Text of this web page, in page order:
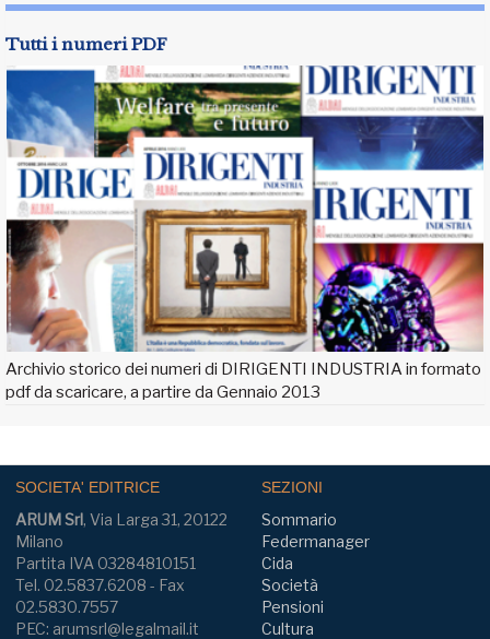
Tutti i numeri PDF
Archivio storico dei numeri di DIRIGENTI INDUSTRIA in formato
pdf da scaricare, a partire da Gennaio 2013
SOCIETA' EDITRICE
ARUM Srl, Via Larga 31, 20122
Milano
Partita IVA 03284810151
Tel. 02.5837.6208 - Fax
02.5830.7557
PEC: arumsrl@legalmail.it
SEZIONI
Sommario
Federmanager
Cida
Società
Pensioni
Cultura